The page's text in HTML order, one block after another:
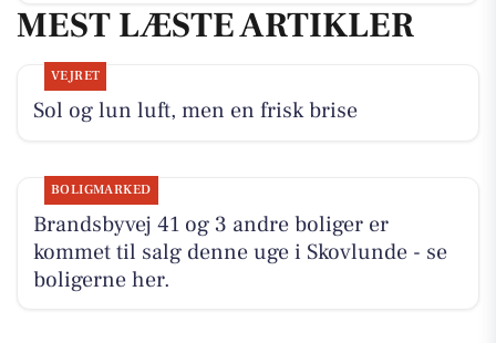
MEST LÆSTE ARTIKLER
VEJRET
Sol og lun luft, men en frisk brise
BOLIGMARKED
Brandsbyvej 41 og 3 andre boliger er
kommet til salg denne uge i Skovlunde - se
boligerne her.